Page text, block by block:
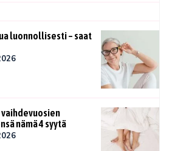
luonnollisesti – saat
vaihdevuosien
nämä 4 syytä